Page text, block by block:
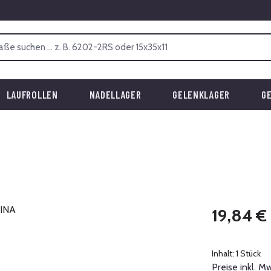
LAUFROLLEN NADELLAGER GELENKLAGER
Regulärer Preis:
19,84 €
Inhalt: 1 Stück
Preise inkl.